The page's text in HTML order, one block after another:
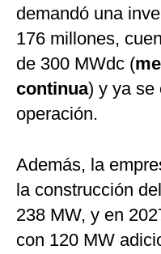
demandó una
176 millones,
de 300 MWdc (
continua) y ya se
operación.
Además, la
la construcción
238 MW, y en
con 120 MW